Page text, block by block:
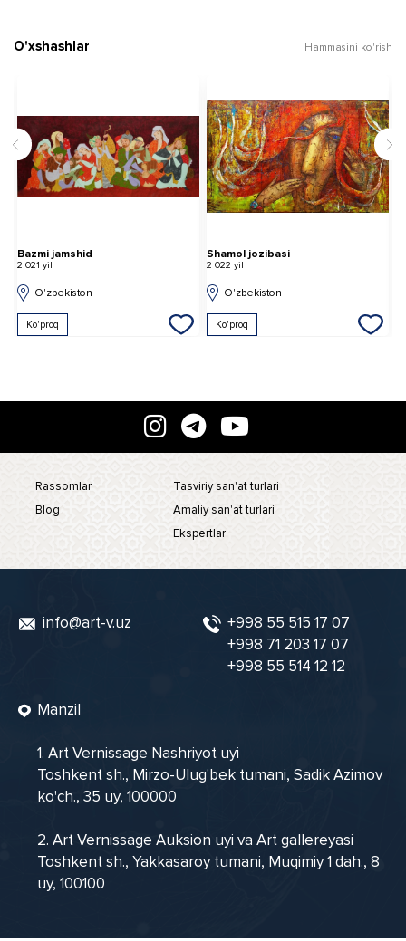
O'xshashlar Hammasini ko'rish
Bazmi jamshid
2 021 yil
O'zbekiston
Ko'proq
Shamol jozibasi
2 022 yil
O'zbekiston
Ko'proq
Rassomlar
Blog
Tasviriy san'at turlari
Amaliy san'at turlari
Ekspertlar
info@art-v.uz
+998 55 515 17 07
+998 71 203 17 07
+998 55 514 12 12
Manzil
1. Art Vernissage Nashriyot uyi
Toshkent sh., Mirzo-Ulug'bek tumani, Sadik Azimov
ko'ch., 35 uy, 100000
2. Art Vernissage Auksion uyi va Art gallereyasi
Toshkent sh., Yakkasaroy tumani, Muqimiy 1 dah., 8
uy, 100100